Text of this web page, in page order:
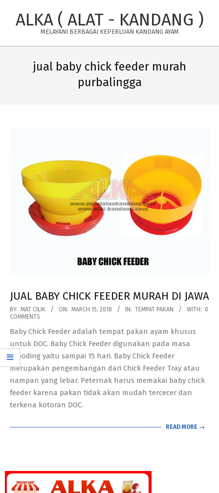
ALKA ( ALAT - KANDANG )
MELAYANI BERBAGAI KEPERLUAN KANDANG AYAM
Navigationjual baby chick feeder murah
purbalingga
JUAL BABY CHICK FEEDER MURAH DI JAWA
2018-
03-
15
BY: MAT CILIK ON: MARCH 15, 2018 IN: TEMPAT PAKAN WITH: 0
COMMENTS
Baby Chick Feeder adalah tempat pakan ayam khusus
untuk DOC. Baby Chick Feeder digunakan pada masa
brooding yaitu sampai 15 hari. Baby Chick Feeder
merupakan pengembangan dari Chick Feeder Tray atau
nampan yang lebar. Peternak harus memakai baby chick
feeder karena pakan tidak akan mudah tercecer dan
terkena kotoran DOC.
READ MORE →